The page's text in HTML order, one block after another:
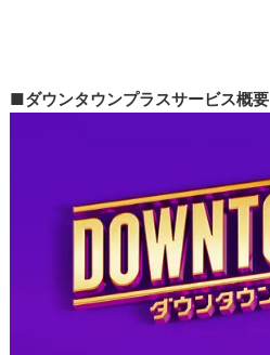
■ダウンタウンプラスサービス概要